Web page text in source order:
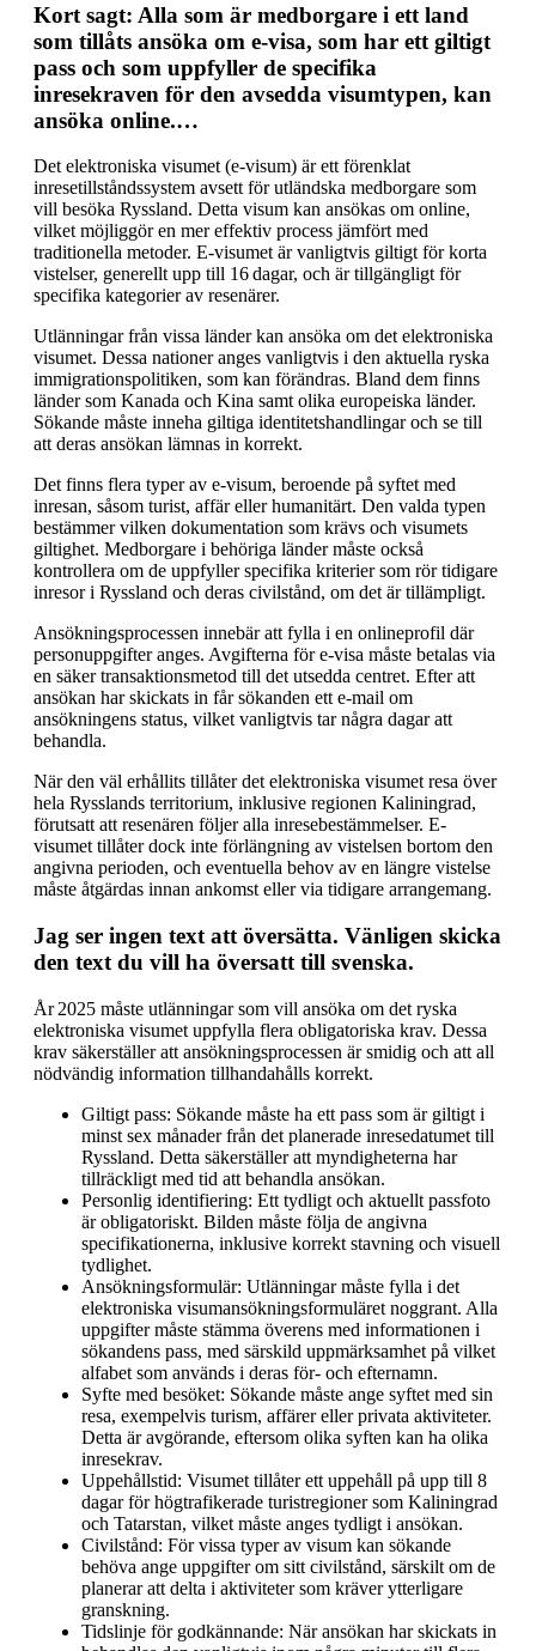
Kort sagt: Alla som är medborgare i ett land
som tillåts ansöka om e-visa, som har ett giltigt
pass och som uppfyller de specifika
inresekraven för den avsedda visumtypen, kan
ansöka online.…
Det elektroniska visumet (e-visum) är ett förenklat
inresetillståndssystem avsett för utländska medborgare som
vill besöka Ryssland. Detta visum kan ansökas om online,
vilket möjliggör en mer effektiv process jämfört med
traditionella metoder. E-visumet är vanligtvis giltigt för korta
vistelser, generellt upp till 16 dagar, och är tillgängligt för
specifika kategorier av resenärer.
Utlänningar från vissa länder kan ansöka om det elektroniska
visumet. Dessa nationer anges vanligtvis i den aktuella ryska
immigrationspolitiken, som kan förändras. Bland dem finns
länder som Kanada och Kina samt olika europeiska länder.
Sökande måste inneha giltiga identitetshandlingar och se till
att deras ansökan lämnas in korrekt.
Det finns flera typer av e-visum, beroende på syftet med
inresan, såsom turist, affär eller humanitärt. Den valda typen
bestämmer vilken dokumentation som krävs och visumets
giltighet. Medborgare i behöriga länder måste också
kontrollera om de uppfyller specifika kriterier som rör tidigare
inresor i Ryssland och deras civilstånd, om det är tillämpligt.
Ansökningsprocessen innebär att fylla i en onlineprofil där
personuppgifter anges. Avgifterna för e-visa måste betalas via
en säker transaktionsmetod till det utsedda centret. Efter att
ansökan har skickats in får sökanden ett e-mail om
ansökningens status, vilket vanligtvis tar några dagar att
behandla.
När den väl erhållits tillåter det elektroniska visumet resa över
hela Rysslands territorium, inklusive regionen Kaliningrad,
förutsatt att resenären följer alla inresebestämmelser. E-
visumet tillåter dock inte förlängning av vistelsen bortom den
angivna perioden, och eventuella behov av en längre vistelse
måste åtgärdas innan ankomst eller via tidigare arrangemang.
Jag ser ingen text att översätta. Vänligen skicka
den text du vill ha översatt till svenska.
År 2025 måste utlänningar som vill ansöka om det ryska
elektroniska visumet uppfylla flera obligatoriska krav. Dessa
krav säkerställer att ansökningsprocessen är smidig och att all
nödvändig information tillhandahålls korrekt.
Giltigt pass: Sökande måste ha ett pass som är giltigt i
minst sex månader från det planerade inresedatumet till
Ryssland. Detta säkerställer att myndigheterna har
tillräckligt med tid att behandla ansökan.
Personlig identifiering: Ett tydligt och aktuellt passfoto
är obligatoriskt. Bilden måste följa de angivna
specifikationerna, inklusive korrekt stavning och visuell
tydlighet.
Ansökningsformulär: Utlänningar måste fylla i det
elektroniska visumansökningsformuläret noggrant. Alla
uppgifter måste stämma överens med informationen i
sökandens pass, med särskild uppmärksamhet på vilket
alfabet som används i deras för- och efternamn.
Syfte med besöket: Sökande måste ange syftet med sin
resa, exempelvis turism, affärer eller privata aktiviteter.
Detta är avgörande, eftersom olika syften kan ha olika
inresekrav.
Uppehållstid: Visumet tillåter ett uppehåll på upp till 8
dagar för högtrafikerade turistregioner som Kaliningrad
och Tatarstan, vilket måste anges tydligt i ansökan.
Civilstånd: För vissa typer av visum kan sökande
behöva ange uppgifter om sitt civilstånd, särskilt om de
planerar att delta i aktiviteter som kräver ytterligare
granskning.
Tidslinje för godkännande: När ansökan har skickats in